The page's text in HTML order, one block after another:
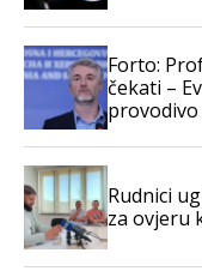
Forto:
čekati –
Rudnici
za ovjeru